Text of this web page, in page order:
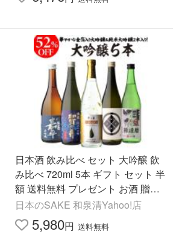
日本酒 飲み比べ セット 大吟醸 飲
み比べ 720ml 5本 ギフト セット 半
額 送料無料 プレゼント お酒 贈り
物 RSL
日本のSAKE 和泉清Yahoo!店
5,980円 送料無料